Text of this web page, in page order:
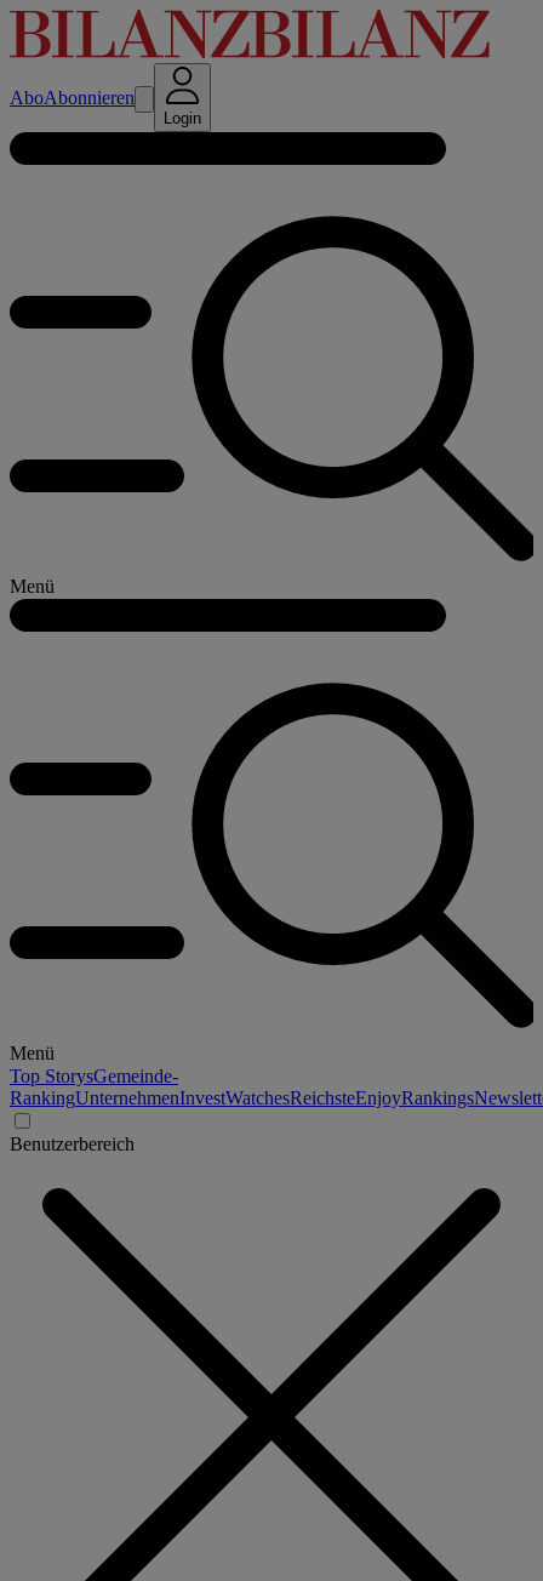
AboAbonnieren
Login
Menü
Menü
Top StorysGemeinde-
RankingUnternehmenInvestWatchesReichsteEnjoyRankings
Benutzerbereich